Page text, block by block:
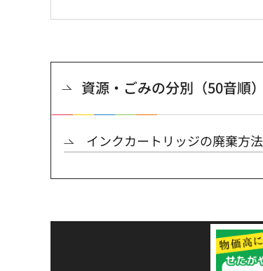
資源・ごみの分別（50音順）
インクカートリッジの廃棄方法